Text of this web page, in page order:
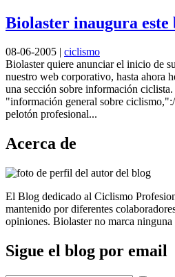
Biolaster inaugura este
08-06-2005
ciclismo
Biolaster quiere anunciar el inicio de
nuestro web corporativo, hasta ahora
una sección sobre información
"información general sobre
pelotón profesional...
Acerca de
El Blog dedicado al Ciclismo
mantenido por diferentes
opiniones. Biolaster no marca
Sigue el blog por email